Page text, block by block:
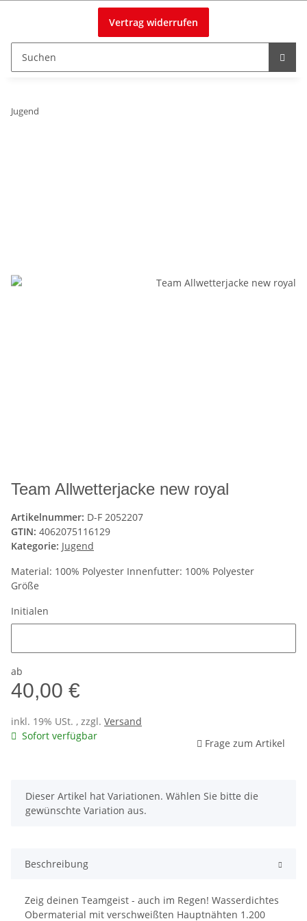
Vertrag widerrufen
Jugend
Team Allwetterjacke new royal
Artikelnummer: D-F 2052207
GTIN: 4062075116129
Kategorie: Jugend
Material: 100% Polyester Innenfutter: 100% Polyester
Größe
Initialen
ab
40,00 €
inkl. 19% USt. , zzgl. Versand
Sofort verfügbar
Frage zum Artikel
x
Dieser Artikel hat Variationen. Wählen Sie bitte die
gewünschte Variation aus.
Beschreibung
Zeig deinen Teamgeist - auch im Regen! Wasserdichtes
Obermaterial mit verschweißten Hauptnähten 1.200